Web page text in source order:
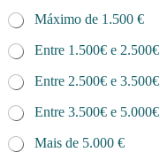
Máximo de 1.500 €
Entre 1.500€ e 2.500€
Entre 2.500€ e 3.500€
Entre 3.500€ e 5.000€
Mais de 5.000 €